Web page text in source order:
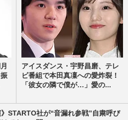
アイスダンス・宇野昌磨、テレ
ビ番組で本田真凜への愛炸裂！
「彼女の隣で僕が…」愛の...
》STARTO社が“音漏れ参戦”自粛呼び